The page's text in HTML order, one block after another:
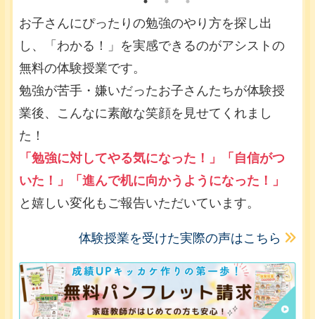
お子さんにぴったりの勉強のやり方を探し出
し、「わかる！」を実感できるのがアシストの
無料の体験授業です。
勉強が苦手・嫌いだったお子さんたちが体験授
業後、こんなに素敵な笑顔を見せてくれまし
た！
「勉強に対してやる気になった！」「自信がつ
いた！」「進んで机に向かうようになった！」
と嬉しい変化もご報告いただいています。
体験授業を受けた実際の声はこちら